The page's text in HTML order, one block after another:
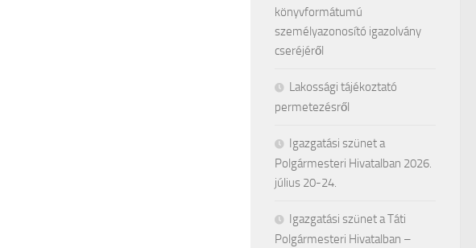
könyvformátumú
személyazonosító igazolvány
cseréjéről
Lakossági tájékoztató
permetezésről
Igazgatási szünet a
Polgármesteri Hivatalban 2026.
július 20-24.
Igazgatási szünet a Táti
Polgármesteri Hivatalban –